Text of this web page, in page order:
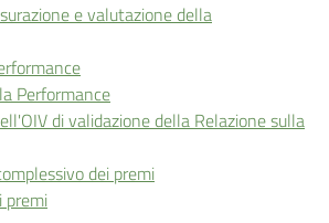
e valutazione della
Performance
di validazione della Relazione sulla
dei premi
premi